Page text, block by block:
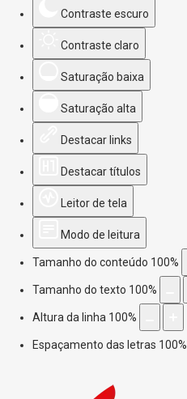
Contraste escuro
Contraste claro
Saturação baixa
Saturação alta
Destacar links
Destacar títulos
Leitor de tela
Modo de leitura
Tamanho do conteúdo 100%
Tamanho do texto 100%
Altura da linha 100%
Espaçamento das letras 100%